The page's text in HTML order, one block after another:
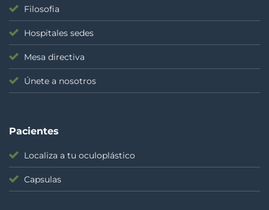
Filosofia
Hospitales sedes
Mesa directiva
Únete a nosotros
Pacientes
Localiza a tu oculoplástico
Capsulas